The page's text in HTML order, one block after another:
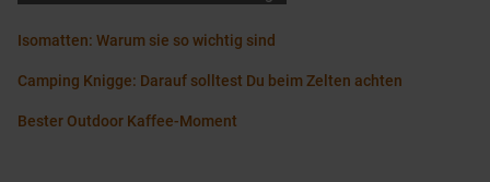
Isomatten: Warum sie so wichtig sind
Camping Knigge: Darauf solltest Du beim Zelten achten
Bester Outdoor Kaffee-Moment